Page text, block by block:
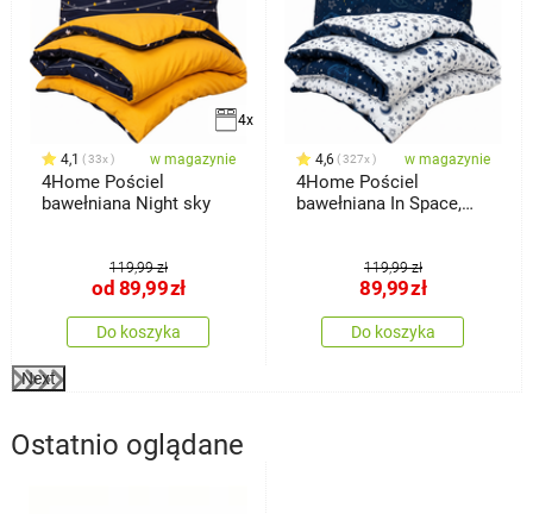
4x
4,1 33x w magazynie
4Home Pościel
bawełniana Night sky
119,99 zł
od 89,99zł
Do koszyka
4,6 327x w magazynie
4Home Pościel
bawełniana In Space,
119,99 zł
89,99zł
Do koszyka
Next
Ostatnio oglądane